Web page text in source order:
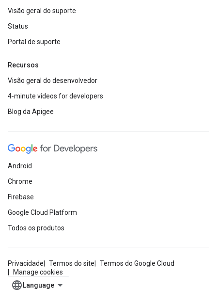
Visão geral do suporte
Status
Portal de suporte
Recursos
Visão geral do desenvolvedor
4-minute videos for developers
Blog da Apigee
Android
Chrome
Firebase
Google Cloud Platform
Todos os produtos
Privacidade Termos do site
Termos do Google Cloud
Manage cookies